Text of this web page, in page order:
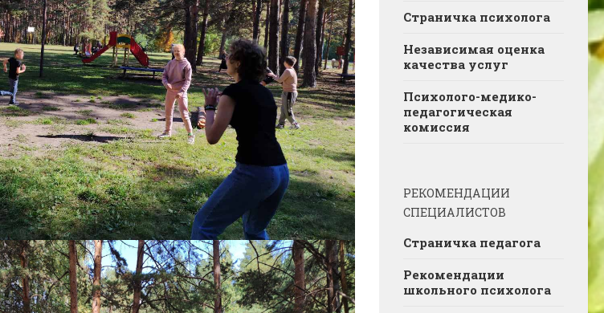
Страничка психолога
Независимая оценка
качества услуг
Психолого-медико-
педагогическая
комиссия
РЕКОМЕНДАЦИИ
СПЕЦИАЛИСТОВ
Страничка педагога
Рекомендации
школьного психолога